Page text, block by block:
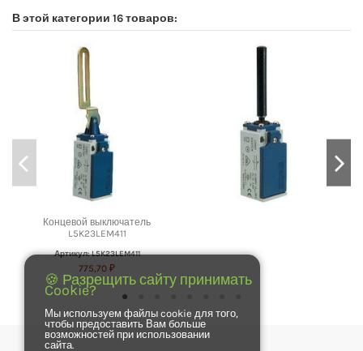
В этой категории 16 товаров:
Концевой выключатель
L5K23LEM411
Артикул: L5K23LEM411
775,70 ₽
🍪 Разрещить сайту принимать
Cookie?
Мы используем файлы cookie для того,
чтобы предоставить Вам больше
возможностей при использовании
сайта.